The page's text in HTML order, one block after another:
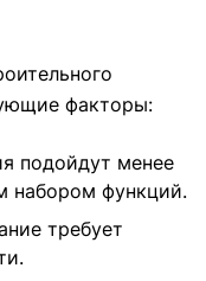
факторы:
подойдут менее
набором функций.
требует